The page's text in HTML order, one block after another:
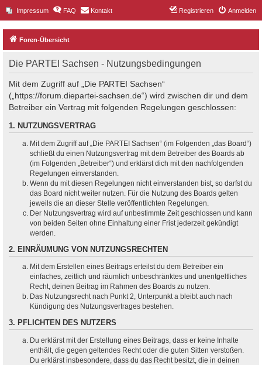
Impressum FAQ Kontakt Anmelden
Registrieren
Foren-Übersicht
Die PARTEI Sachsen - Nutzungsbedingungen
Mit dem Zugriff auf „Die PARTEI Sachsen“
(„https://forum.diepartei-sachsen.de“) wird zwischen dir und dem
Betreiber ein Vertrag mit folgenden Regelungen geschlossen:
1. NUTZUNGSVERTRAG
Mit dem Zugriff auf „Die PARTEI Sachsen“ (im Folgenden „das Board“)
schließt du einen Nutzungsvertrag mit dem Betreiber des Boards ab
(im Folgenden „Betreiber“) und erklärst dich mit den nachfolgenden
Regelungen einverstanden.
Wenn du mit diesen Regelungen nicht einverstanden bist, so darfst du
das Board nicht weiter nutzen. Für die Nutzung des Boards gelten
jeweils die an dieser Stelle veröffentlichten Regelungen.
Der Nutzungsvertrag wird auf unbestimmte Zeit geschlossen und kann
von beiden Seiten ohne Einhaltung einer Frist jederzeit gekündigt
werden.
2. EINRÄUMUNG VON NUTZUNGSRECHTEN
Mit dem Erstellen eines Beitrags erteilst du dem Betreiber ein
einfaches, zeitlich und räumlich unbeschränktes und unentgeltliches
Recht, deinen Beitrag im Rahmen des Boards zu nutzen.
Das Nutzungsrecht nach Punkt 2, Unterpunkt a bleibt auch nach
Kündigung des Nutzungsvertrages bestehen.
3. PFLICHTEN DES NUTZERS
Du erklärst mit der Erstellung eines Beitrags, dass er keine Inhalte
enthält, die gegen geltendes Recht oder die guten Sitten verstoßen.
Du erklärst insbesondere, dass du das Recht besitzt, die in deinen